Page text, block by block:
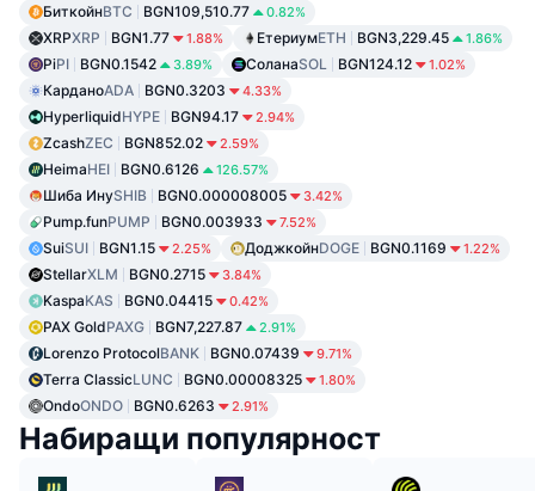
БиткойнBTC BGN109,510.77 0.82%
XRPXRP BGN1.77 1.88% ЕтериумETH BGN3,229.45 1.86%
PiPI BGN0.1542 3.89% СоланаSOL BGN124.12 1.02%
КарданоADA BGN0.3203 4.33%
HyperliquidHYPE BGN94.17 2.94%
ZcashZEC BGN852.02 2.59%
HeimaHEI BGN0.6126 126.57%
Шиба ИнуSHIB BGN0.000008005 3.42%
Pump.funPUMP BGN0.003933 7.52%
SuiSUI BGN1.15 2.25% ДоджкойнDOGE BGN0.1169 1.22%
StellarXLM BGN0.2715 3.84%
KaspaKAS BGN0.04415 0.42%
PAX GoldPAXG BGN7,227.87 2.91%
Lorenzo ProtocolBANK BGN0.07439 9.71%
Terra ClassicLUNC BGN0.00008325 1.80%
OndoONDO BGN0.6263 2.91%
Набиращи популярност